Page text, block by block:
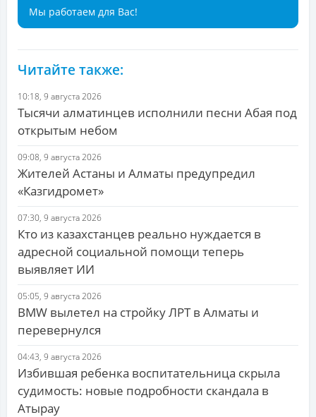
Мы работаем для Вас!
Читайте также:
10:18, 9 августа 2026
Тысячи алматинцев исполнили песни Абая под
открытым небом
09:08, 9 августа 2026
Жителей Астаны и Алматы предупредил
«Казгидромет»
07:30, 9 августа 2026
Кто из казахстанцев реально нуждается в
адресной социальной помощи теперь
выявляет ИИ
05:05, 9 августа 2026
BMW вылетел на стройку ЛРТ в Алматы и
перевернулся
04:43, 9 августа 2026
Избившая ребенка воспитательница скрыла
судимость: новые подробности скандала в
Атырау